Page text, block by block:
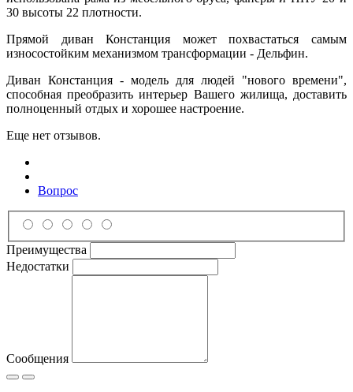
30 высоты 22 плотности.
Прямой диван Констанция может похвастаться самым
износостойким механизмом трансформации - Дельфин.
Диван Констанция - модель для людей "нового времени",
способная преобразить интерьер Вашего жилища, доставить
полноценный отдых и хорошее настроение.
Еще нет отзывов.
Вопрос
Преимущества
Недостатки
Сообщения